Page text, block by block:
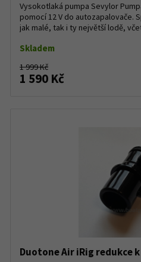
Vysokotlaká pumpa Sevylor
pomocí 12 V do autozapalovače.
jak malé, tak i ty největší lodě,
Skladem
1 999 Kč
1 590 Kč
Duotone Air iRig redukce